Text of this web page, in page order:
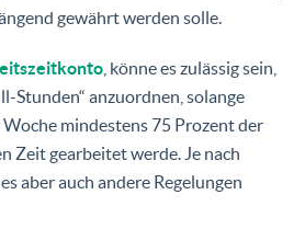
gewährt werden solle.
, könne es zulässig sein,
Stunden“ anzuordnen, solange
mindestens 75 Prozent der
Zeit gearbeitet werde. Je nach
aber auch andere Regelungen